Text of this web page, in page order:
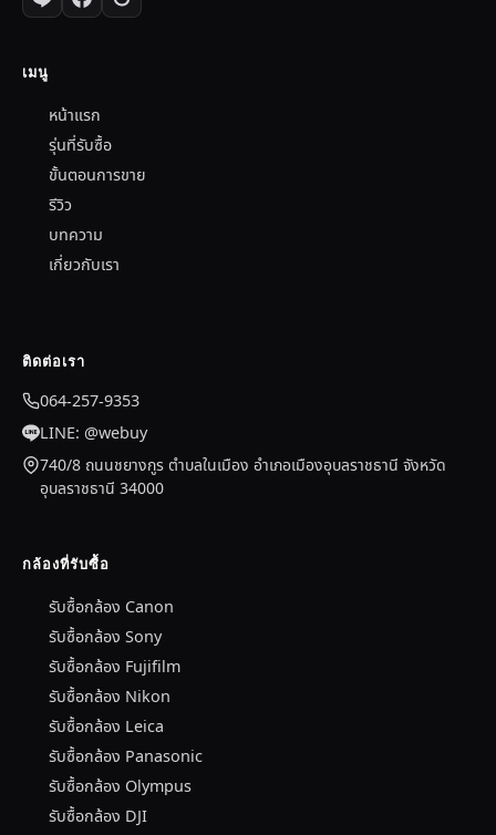
เมนู
หน้าแรก
รุ่นที่รับซื้อ
ขั้นตอนการขาย
รีวิว
บทความ
เกี่ยวกับเรา
ติดต่อเรา
064-257-9353
LINE: @webuy
740/8 ถนนชยางกูร ตำบลในเมือง อำเภอเมืองอุบลราชธานี จังหวัด
อุบลราชธานี 34000
กล้องที่รับซื้อ
รับซื้อกล้อง Canon
รับซื้อกล้อง Sony
รับซื้อกล้อง Fujifilm
รับซื้อกล้อง Nikon
รับซื้อกล้อง Leica
รับซื้อกล้อง Panasonic
รับซื้อกล้อง Olympus
รับซื้อกล้อง DJI